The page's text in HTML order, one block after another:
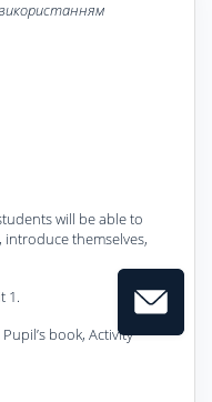
використанням
will be able to
introduce themselves,
1.
book, Activity